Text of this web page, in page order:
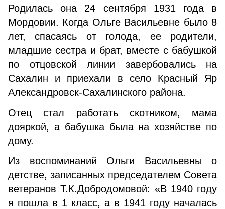
Родилась она 24 сентября 1931 года в
Мордовии. Когда Ольге Васильевне было 8
лет, спасаясь от голода, ее родители,
младшие сестра и брат, вместе с бабушкой
по отцовской линии завербовались на
Сахалин и приехали в село Красный Яр
Александровск-Сахалинского района.
Отец стал работать скотником, мама
дояркой, а бабушка была на хозяйстве по
дому.
Из воспоминаний Ольги Васильевны о
детстве, записанных председателем Совета
ветеранов Т.К.Добродомовой: «В 1940 году
я пошла в 1 класс, а в 1941 году началась